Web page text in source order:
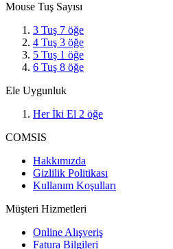
Mouse Tuş Sayısı
3 Tuş 7 öğe
4 Tuş 3 öğe
5 Tuş 1 öğe
6 Tuş 8 öğe
Ele Uygunluk
Her İki El 2 öğe
COMSIS
Hakkımızda
Gizlilik Politikası
Kullanım Koşulları
Müşteri Hizmetleri
Online Alışveriş
Fatura Bilgileri